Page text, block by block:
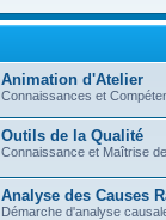
Animation d'Atelier
Connaissances et
Outils de la Qualité
Connaissance et Maîtrise
Analyse des Causes
Démarche d'analyse